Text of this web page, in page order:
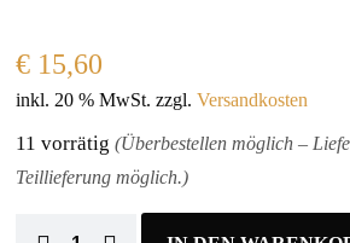
€ 15,60
inkl. 20 % MwSt. zzgl.Versandkosten
11 vorrätig(Überbestellen möglich –
Teillieferung möglich.)